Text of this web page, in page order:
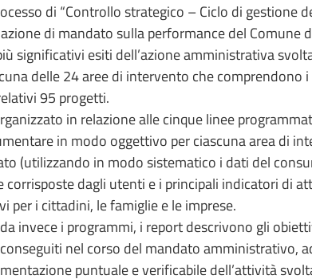
di “Controllo strategico – Ciclo di gestione
di mandato sulla performance del Comune
significativi esiti dell’azione amministrativa
delle 24 aree di intervento che comprendono
95 progetti.
in relazione alle cinque linee
in modo oggettivo per ciascuna area di
(utilizzando in modo sistematico i dati del
corrisposte dagli utenti e i principali indicatori di
per i cittadini, le famiglie e le imprese.
invece i programmi, i report descrivono gli
nel corso del mandato amministrativo,
puntuale e verificabile dell’attività